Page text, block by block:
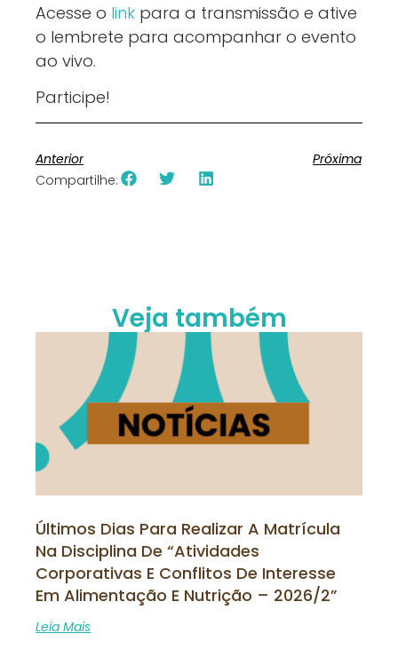
Acesse o link para a transmissão e ative
o lembrete para acompanhar o evento
ao vivo.
Participe!
Anterior
Próxima
Compartilhe:
Veja também
Últimos Dias Para Realizar A Matrícula
Na Disciplina De “Atividades
Corporativas E Conflitos De Interesse
Em Alimentação E Nutrição – 2026/2”
Leia Mais